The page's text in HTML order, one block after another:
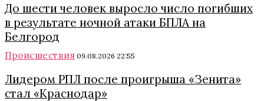
До шести человек выросло число погибших
в результате ночной атаки БПЛА на
Белгород
Происшествия 09.08.2026 22:55
Лидером РПЛ после проигрыша «Зенита»
стал «Краснодар»